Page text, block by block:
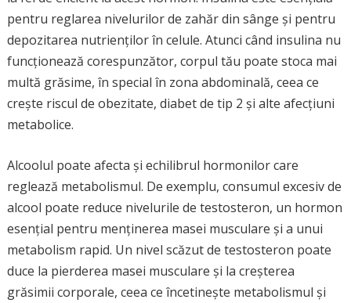
pentru reglarea nivelurilor de zahăr din sânge și pentru
depozitarea nutrienților în celule. Atunci când insulina nu
funcționează corespunzător, corpul tău poate stoca mai
multă grăsime, în special în zona abdominală, ceea ce
crește riscul de obezitate, diabet de tip 2 și alte afecțiuni
metabolice.
Alcoolul poate afecta și echilibrul hormonilor care
reglează metabolismul. De exemplu, consumul excesiv de
alcool poate reduce nivelurile de testosteron, un hormon
esențial pentru menținerea masei musculare și a unui
metabolism rapid. Un nivel scăzut de testosteron poate
duce la pierderea masei musculare și la creșterea
grăsimii corporale, ceea ce încetinește metabolismul și